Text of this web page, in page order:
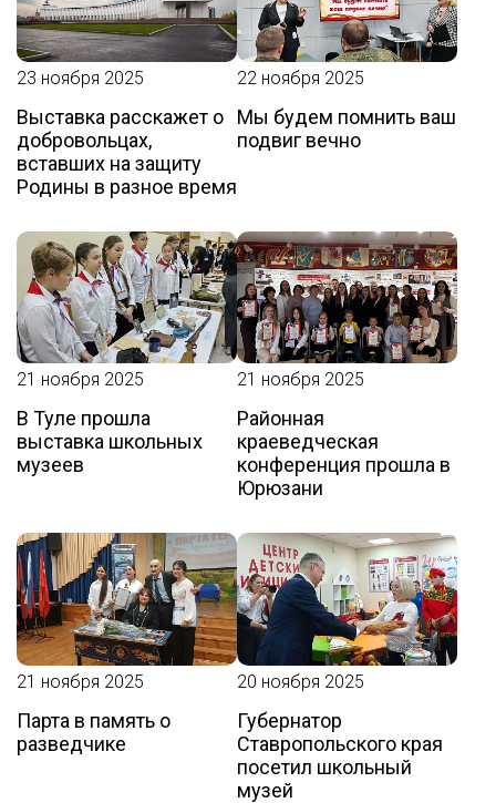
23 ноября 2025
Выставка расскажет о
добровольцах,
вставших на защиту
Родины в разное время
22 ноября 2025
Мы будем помнить ваш
подвиг вечно
21 ноября 2025
В Туле прошла
выставка школьных
музеев
21 ноября 2025
Районная
краеведческая
конференция прошла в
Юрюзани
21 ноября 2025
Парта в память о
разведчике
20 ноября 2025
Губернатор
Ставропольского края
посетил школьный
музей